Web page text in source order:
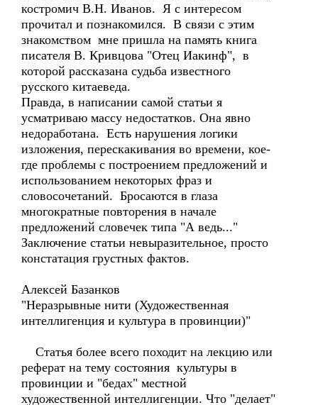
костромич В.Н. Иванов. Я с интересом
прочитал и познакомился. В связи с этим
знакомством мне пришла на память книга
писателя В. Кривцова "Отец Иакинф", в
которой рассказана судьба известного
русского китаеведа.
Правда, в написании самой статьи я
усматриваю массу недостатков. Она явно
недоработана. Есть нарушения логики
изложения, перескакивания во времени, кое-
где проблемы с построением предложений и
использованием некоторых фраз и
словосочетаний. Бросаются в глаза
многократные повторения в начале
предложений словечек типа "А ведь..."
Заключение статьи невыразительное, просто
констатация грустных фактов.
Алексей Базанков
"Неразрывные нити (Художественная
интеллигенция и культура в провинции)"
Статья более всего походит на лекцию или
реферат на тему состояния культуры в
провинции и "бедах" местной
художественной интеллигенции. Что "делает"